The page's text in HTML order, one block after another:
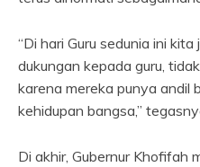
“Di hari Guru sedunia ini
dukungan kepada guru,
karena mereka punya andil
kehidupan bangsa,”
Di akhir, Gubernur Khofifah